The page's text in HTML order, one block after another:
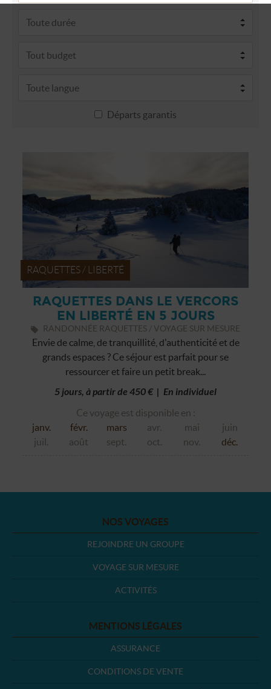
Départs garantis
RAQUETTES / LIBERTÉ
RAQUETTES DANS LE VERCORS
EN LIBERTÉ EN 5 JOURS
RANDONNÉE RAQUETTES / VOYAGE SUR MESURE
Envie de calme, de tranquillité, d'authenticité et de
grands espaces ? Ce séjour est parfait pour se
ressourcer et faire un petit break...
5 jours, à partir de 450 € | En individuel
Ce voyage est disponible en :
janv.
févr. mars avr. mai
juin
juil.
août sept. oct. nov. déc.
NOS VOYAGES
REJOINDRE UN GROUPE
VOYAGE SUR MESURE
ACTIVITÉS
MENTIONS LÉGALES
ASSURANCE
CONDITIONS DE VENTE